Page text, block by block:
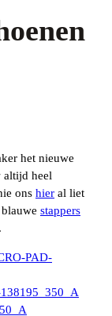
het nieuwe
altijd heel
ons hier al liet
stappers